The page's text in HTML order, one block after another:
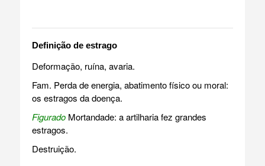
Definição de estrago
Deformação, ruína, avaria.
Fam. Perda de energia, abatimento físico ou moral:
os estragos da doença.
FiguradoMortandade: a artilharia fez grandes
estragos.
Destruição.